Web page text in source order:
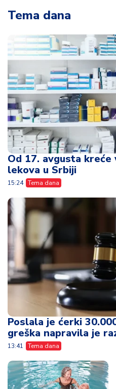
Tema dana
Od 17. avgusta
lekova u Srbiji
15:24 Tema dana
Poslala je ćerki
greška napravila je
13:41 Tema dana